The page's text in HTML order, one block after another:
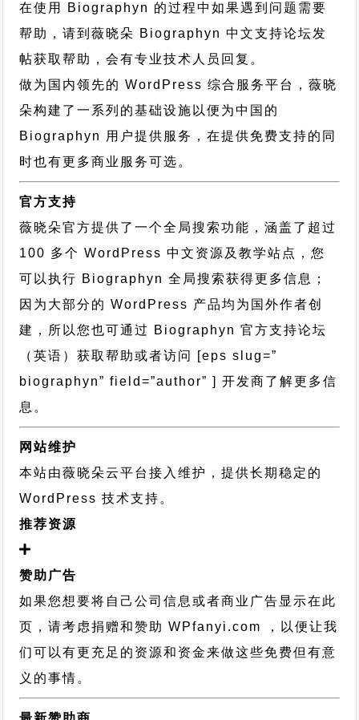
在使用 Biographyn 的过程中如果遇到问题需要
帮助，请到薇晓朵 Biographyn 中文支持论坛发
帖获取帮助，会有专业技术人员回复。
做为国内领先的 WordPress 综合服务平台，薇晓
朵构建了一系列的基础设施以便为中国的
Biographyn 用户提供服务，在提供免费支持的同
时也有更多商业服务可选。
官方支持
薇晓朵官方提供了一个全局搜索功能，涵盖了超过
100 多个 WordPress 中文资源及教学站点，您
可以执行 Biographyn 全局搜索获得更多信息；
因为大部分的 WordPress 产品均为国外作者创
建，所以您也可通过 Biographyn 官方支持论坛
（英语）获取帮助或者访问 [eps slug=”
biographyn” field=”author” ] 开发商了解更多信
息。
网站维护
本站由薇晓朵云平台接入维护，提供长期稳定的
WordPress 技术支持 。
推荐资源
赞助广告
如果您想要将自己公司信息或者商业广告显示在此
页，请考虑捐赠和赞助 WPfanyi.com ，以便让我
们可以有更充足的资源和资金来做这些免费但有意
义的事情。